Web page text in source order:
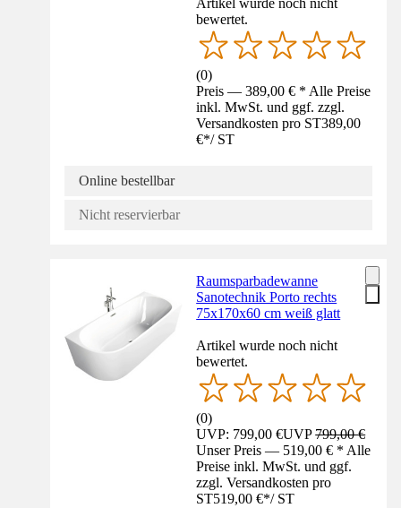
bewertet.
(0)
Preis — 389,00 € * Alle Preise
inkl. MwSt. und ggf. zzgl.
Versandkosten pro ST389,00
€*/ ST
Online bestellbar
Nicht reservierbar
Raumsparbadewanne
Sanotechnik Porto rechts
75x170x60 cm weiß glatt
Artikel wurde noch nicht
bewertet.
(0)
UVP: 799,00 €UVP799,00 €
Unser Preis — 519,00 € * Alle
Preise inkl. MwSt. und ggf.
zzgl. Versandkosten pro
ST519,00 €*/ ST